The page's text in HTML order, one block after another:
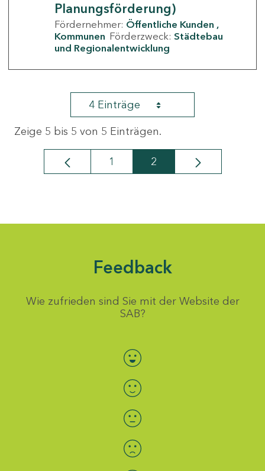
Planungsförderung)
Fördernehmer: Öffentliche Kunden
Kommunen Förderzweck: Städtebau
und Regionalentwicklung
4 Einträge
Zeige 5 bis 5 von 5 Einträgen.
Seite
1 Seite
2
Feedback
Wie zufrieden sind Sie mit der Website der
SAB?
Bewertung auswählen